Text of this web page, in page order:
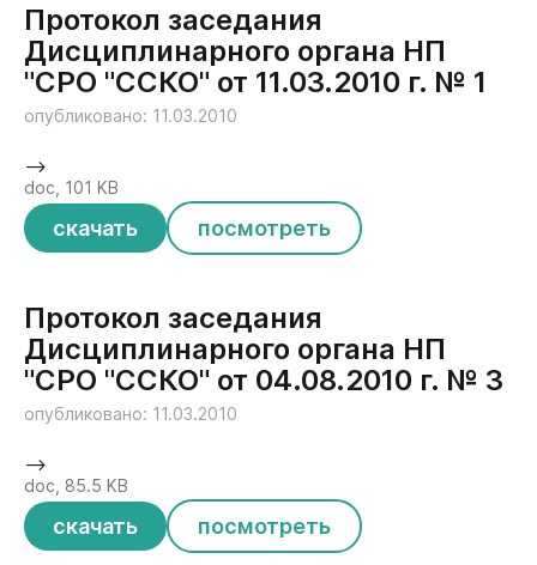
Протокол заседания
Дисциплинарного органа НП
"СРО "ССКО" от 11.03.2010 г. № 1
опубликовано: 11.03.2010
скачать посмотреть
-->
doc, 101 KB
Протокол заседания
Дисциплинарного органа НП
"СРО "ССКО" от 04.08.2010 г. № 3
опубликовано: 11.03.2010
скачать посмотреть
-->
doc, 85.5 KB